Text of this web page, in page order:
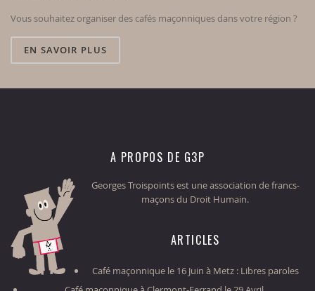
Vous souhaitez organiser des cafés maçonniques dans votre région ?
EN SAVOIR PLUS
A PROPOS DE G3P
Georges Troispoints est une association de francs-
maçons du Droit Humain.
ARTICLES
Café maçonnique le 16 Juin à Metz : Libres paroles